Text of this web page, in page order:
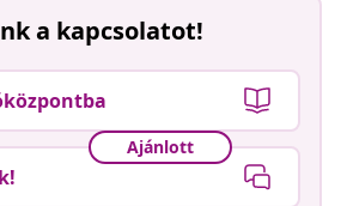
a kapcsolatot!
Ajánlott